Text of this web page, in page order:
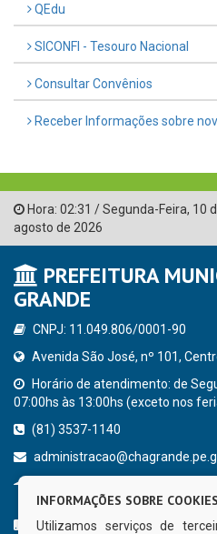
QEdu
SICONFI - Tesouro Nacional
Consultar Convênios
Receber Informações sobre
Hora: 02:31 /Segunda-Feira, 10
agosto de 2026
PREFEITURA
GRANDE
CNPJ: 11.049.806/0001-90
Avenida São José, nº 101,
Horário de atendimento: de
07:00hs às 13:00hs (exceto nos
(81) 3537-1140
CURTA NOSSA FAN
INFORMAÇÕES SOBRE COOKIES
Utilizamos serviços de